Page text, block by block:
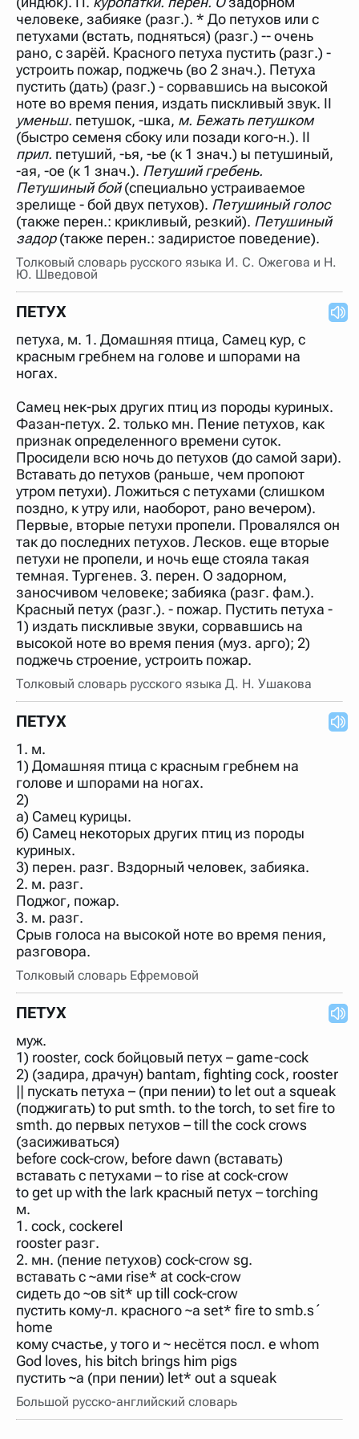
нужно будет нажать на кнопку "Найти".
Для более сложных случаев существует возможность
указывать несколько слов в запросе. Например, если
написать в строке запроса "Пушкин поэт" и нажать
"Найти", выведутся все словарные статьи о поэте
Пушкине, но не о городе.
В сложных запросах тоже могут присутствовать
неизвестные буквы. Например, в кроссворде есть
слово "***м***ов", в задании "русский поэт 19 века".
Пишем в Reword первым словом "***м***ов", далее
через пробел "поэт". Получается "***м***ов поэт" (без
кавычек). Нажимаем "Найти" и получаем статью
"Лермонтов" и не только.
Порядок словарей можно изменять, перетаскивая
словарь вверх или вниз за прямоугольник слева от
названия словаря. Также можно выключать ненужные
словари.
человеке, забияке (разг.). * До петухов или с
петухами (встать, подняться) (разг.) -- очень
рано, с зарёй. Красного петуха пустить (разг.) -
устроить пожар, поджечь (во 2 знач.). Петуха
пустить (дать) (разг.) - сорвавшись на высокой
ноте во время пения, издать пискливый звук. II
уменьш. петушок, -шка, м. Бежать петушком
(быстро семеня сбоку или позади кого-н.). II
прил. петуший, -ья, -ье (к 1 знач.) ы петушиный,
-ая, -ое (к 1 знач.). Петуший гребень.
Петушиный бой(специально устраиваемое
зрелище - бой двух петухов). Петушиный голос
(также перен.: крикливый, резкий). Петушиный
задор(также перен.: задиристое поведение).
Толковый словарь русского языка И. С. Ожегова и Н.
Ю. Шведовой
ПЕТУХ
петуха, м. 1. Домашняя птица, Самец кур, с
красным гребнем на голове и шпорами на
ногах.
Самец нек-рых других птиц из породы куриных.
Фазан-петух. 2. только мн. Пение петухов, как
признак определенного времени суток.
Просидели всю ночь до петухов (до самой зари).
Вставать до петухов (раньше, чем пропоют
утром петухи). Ложиться с петухами (слишком
поздно, к утру или, наоборот, рано вечером).
Первые, вторые петухи пропели. Провалялся он
так до последних петухов. Лесков. еще вторые
петухи не пропели, и ночь еще стояла такая
темная. Тургенев. 3. перен. О задорном,
заносчивом человеке; забияка (разг. фам.).
Красный петух (разг.). - пожар. Пустить петуха -
1) издать пискливые звуки, сорвавшись на
высокой ноте во время пения (муз. арго); 2)
поджечь строение, устроить пожар.
Толковый словарь русского языка Д. Н. Ушакова
ПЕТУХ
1. м.
1) Домашняя птица с красным гребнем на
голове и шпорами на ногах.
2)
а) Самец курицы.
б) Самец некоторых других птиц из породы
куриных.
3) перен. разг. Вздорный человек, забияка.
2. м. разг.
Поджог, пожар.
3. м. разг.
Срыв голоса на высокой ноте во время пения,
разговора.
Толковый словарь Ефремовой
ПЕТУХ
муж.
1) rooster, cock бойцовый петух – game-cock
2) (задира, драчун) bantam, fighting cock, rooster
|| пускать петуха – (при пении) to let out a squeak
(поджигать) to put smth. to the torch, to set fire to
smth. до первых петухов – till the cock crows
(засиживаться)
before cock-crow, before dawn (вставать)
вставать с петухами – to rise at cock-crow
to get up with the lark красный петух – torching
м.
1. cock, cockerel
rooster разг.
2. мн. (пение петухов) cock-crow sg.
вставать с ~ами rise* at cock-crow
сидеть до ~ов sit* up till cock-crow
пустить кому-л. красного ~а set* fire to smb.s´
home
кому счастье, у того и ~ несётся посл. е whom
God loves, his bitch brings him pigs
пустить ~а (при пении) let* out a squeak
Большой русско-английский словарь